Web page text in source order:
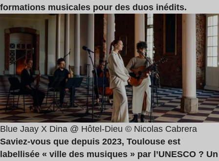
formations musicales pour des duos inédits.
Blue Jaay X Dina @ Hôtel-Dieu © Nicolas Cabrera
Saviez-vous que depuis 2023, Toulouse est
labellisée « ville des musiques » par l’UNESCO ? Un